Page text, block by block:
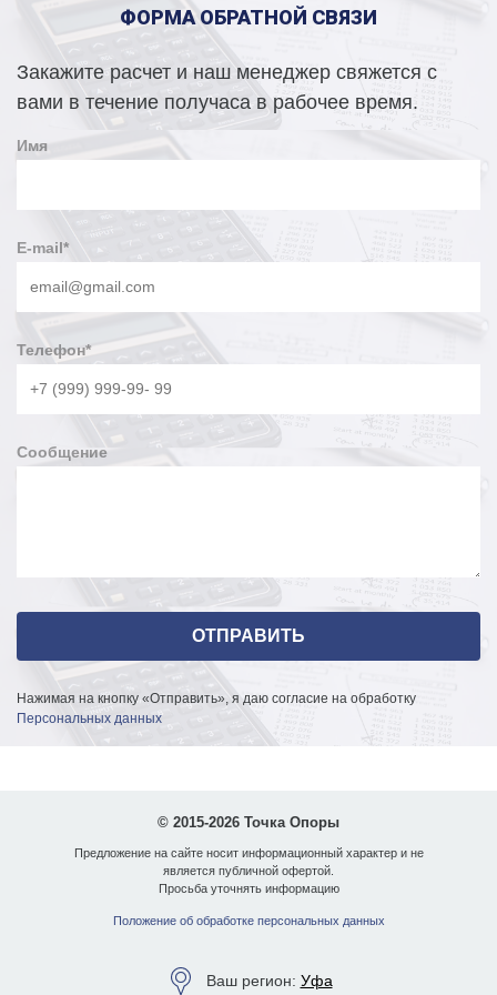
ФОРМА ОБРАТНОЙ СВЯЗИ
Закажите расчет и наш менеджер свяжется с
вами в течение получаса в рабочее время.
Имя
E-mail*
Телефон*
Сообщение
Нажимая на кнопку «Отправить», я даю согласие на обработку
Персональных данных
© 2015-2026 Точка Опоры
Предложение на сайте носит информационный характер и не
является публичной офертой.
Просьба уточнять информацию
Положение об обработке персональных данных
Ваш регион: Уфа